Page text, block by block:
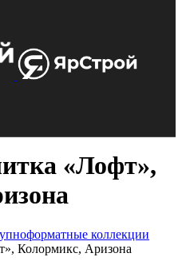
«Лофт»,
коллекции
Колормикс, Аризона